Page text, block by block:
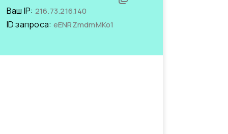
Ваш IP: 216.73.216.140
ID запроса: eENRZmdmMKo1